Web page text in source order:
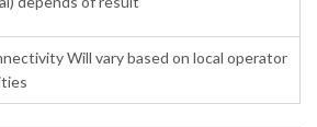
Will vary based on local operator